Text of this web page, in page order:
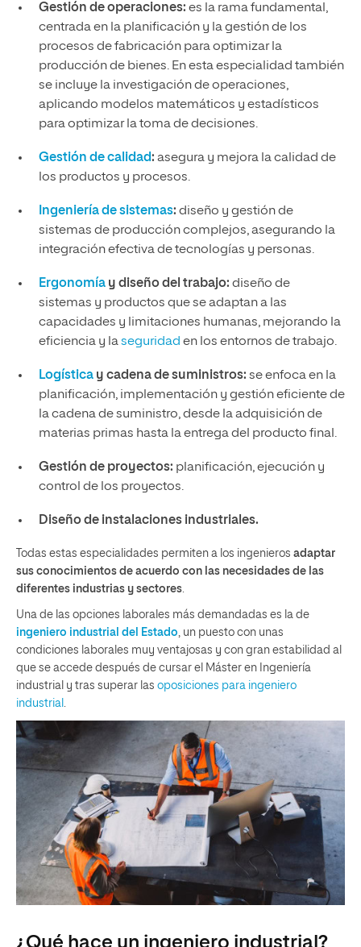
Gestión de operaciones: es la rama fundamental,
centrada en la planificación y la gestión de los
procesos de fabricación para optimizar la
producción de bienes. En esta especialidad también
se incluye la investigación de operaciones,
aplicando modelos matemáticos y estadísticos
para optimizar la toma de decisiones.
Gestión de calidad: asegura y mejora la calidad de
los productos y procesos.
Ingeniería de sistemas: diseño y gestión de
sistemas de producción complejos, asegurando la
integración efectiva de tecnologías y personas.
Ergonomíay diseño del trabajo: diseño de
sistemas y productos que se adaptan a las
capacidades y limitaciones humanas, mejorando la
eficiencia y laseguridad en los entornos de trabajo.
Logísticay cadena de suministros: se enfoca en la
planificación, implementación y gestión eficiente de
la cadena de suministro, desde la adquisición de
materias primas hasta la entrega del producto final.
Gestión de proyectos: planificación, ejecución y
control de los proyectos.
Diseño de instalaciones industriales.
Todas estas especialidades permiten a los ingenieros adaptar
sus conocimientos de acuerdo con las necesidades de las
diferentes industrias y sectores
Una de las opciones laborales más demandadas es la de
ingeniero industrial del Estado , un puesto con unas
condiciones laborales muy ventajosas y con gran estabilidad al
que se accede después de cursar el Máster en Ingeniería
industrial y tras superar las oposiciones para ingeniero
industrial
¿Qué hace un ingeniero industrial?